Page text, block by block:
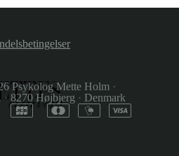
Psykolog Mette Holm ·
·8270 Højbjerg · Denmark